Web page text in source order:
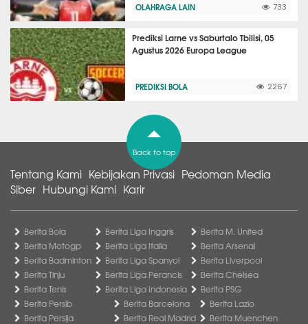
OLAHRAGA LAIN 733
Prediksi Larne vs Saburtalo Tbilisi, 05
Agustus 2026 Europa League
PREDIKSI BOLA 2267
Back to top
Tentang Kami Kebijakan Privasi Pedoman Media
Siber Hubungi Kami Karir
Berita Bola
Berita Motogp
Berita Badminton
Berita Tinju
Berita Tenis
Berita Liga Inggris
Berita Liga Italia
Berita Liga Spanyol
Berita Liga Perancis
Berita Liga Indonesia
Berita M. United
Berita Arsenal
Berita Liverpool
Berita Chelsea
Berita PSG
Berita Persib
Berita Persija
Berita Barcelona
Berita Real Madrid
Berita Lazio
Berita Muenchen